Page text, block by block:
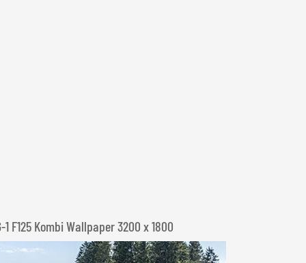
1 F125 Kombi Wallpaper 3200 x 1800